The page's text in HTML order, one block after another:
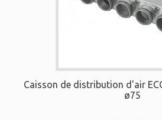
Caisson de distribution d'air
ø75